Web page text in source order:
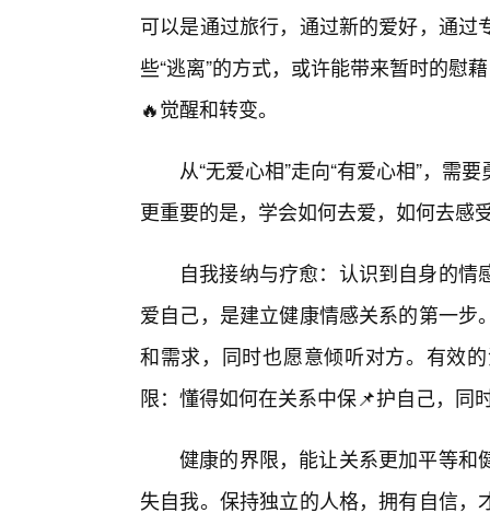
可以是通过旅行，通过新的爱好，通
些“逃离”的方式，或许能带来暂时的慰
🔥觉醒和转变。
从“无爱心相”走向“有爱心相”，需
更重要的是，学会如何去爱，如何去感
自我接纳与疗愈：认识到自身的
爱自己，是建立健康情感关系的第一
和需求，同时也愿意倾听对方。有效
限：懂得如何在关系中保📌护自己，同
健康的界限，能让关系更加平等和
失自我。保持独立的人格，拥有自信